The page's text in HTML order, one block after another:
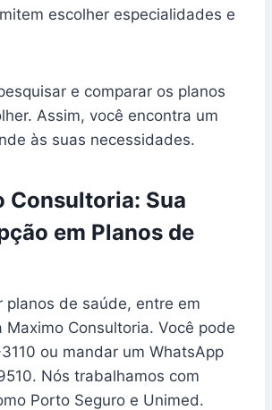
escolher especialidades e
e comparar os planos
Assim, você encontra um
às suas necessidades.
Consultoria: Sua
em Planos de
planos de saúde, entre em
Maximo Consultoria. Você pode
ou mandar um WhatsApp
Nós trabalhamos com
Porto Seguro e Unimed.